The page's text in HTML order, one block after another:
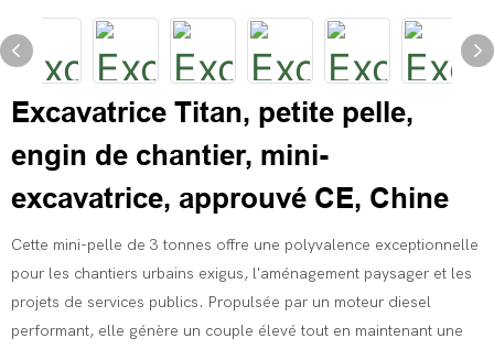
Excavatrice Titan, petite pelle,
engin de chantier, mini-
excavatrice, approuvé CE, Chine
Cette mini-pelle de 3 tonnes offre une polyvalence exceptionnelle
pour les chantiers urbains exigus, l'aménagement paysager et les
projets de services publics. Propulsée par un moteur diesel
performant, elle génère un couple élevé tout en maintenant une